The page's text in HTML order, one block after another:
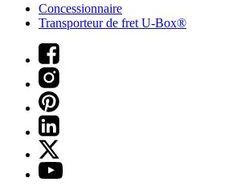
Concessionnaire
Transporteur de fret U-Box®